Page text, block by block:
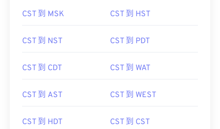
CST 到 MSK CST 到 HST
CST 到 NST CST 到 PDT
CST 到 CDT CST 到 WAT
CST 到 AST CST 到 WEST
CST 到 HDT CST 到 CST